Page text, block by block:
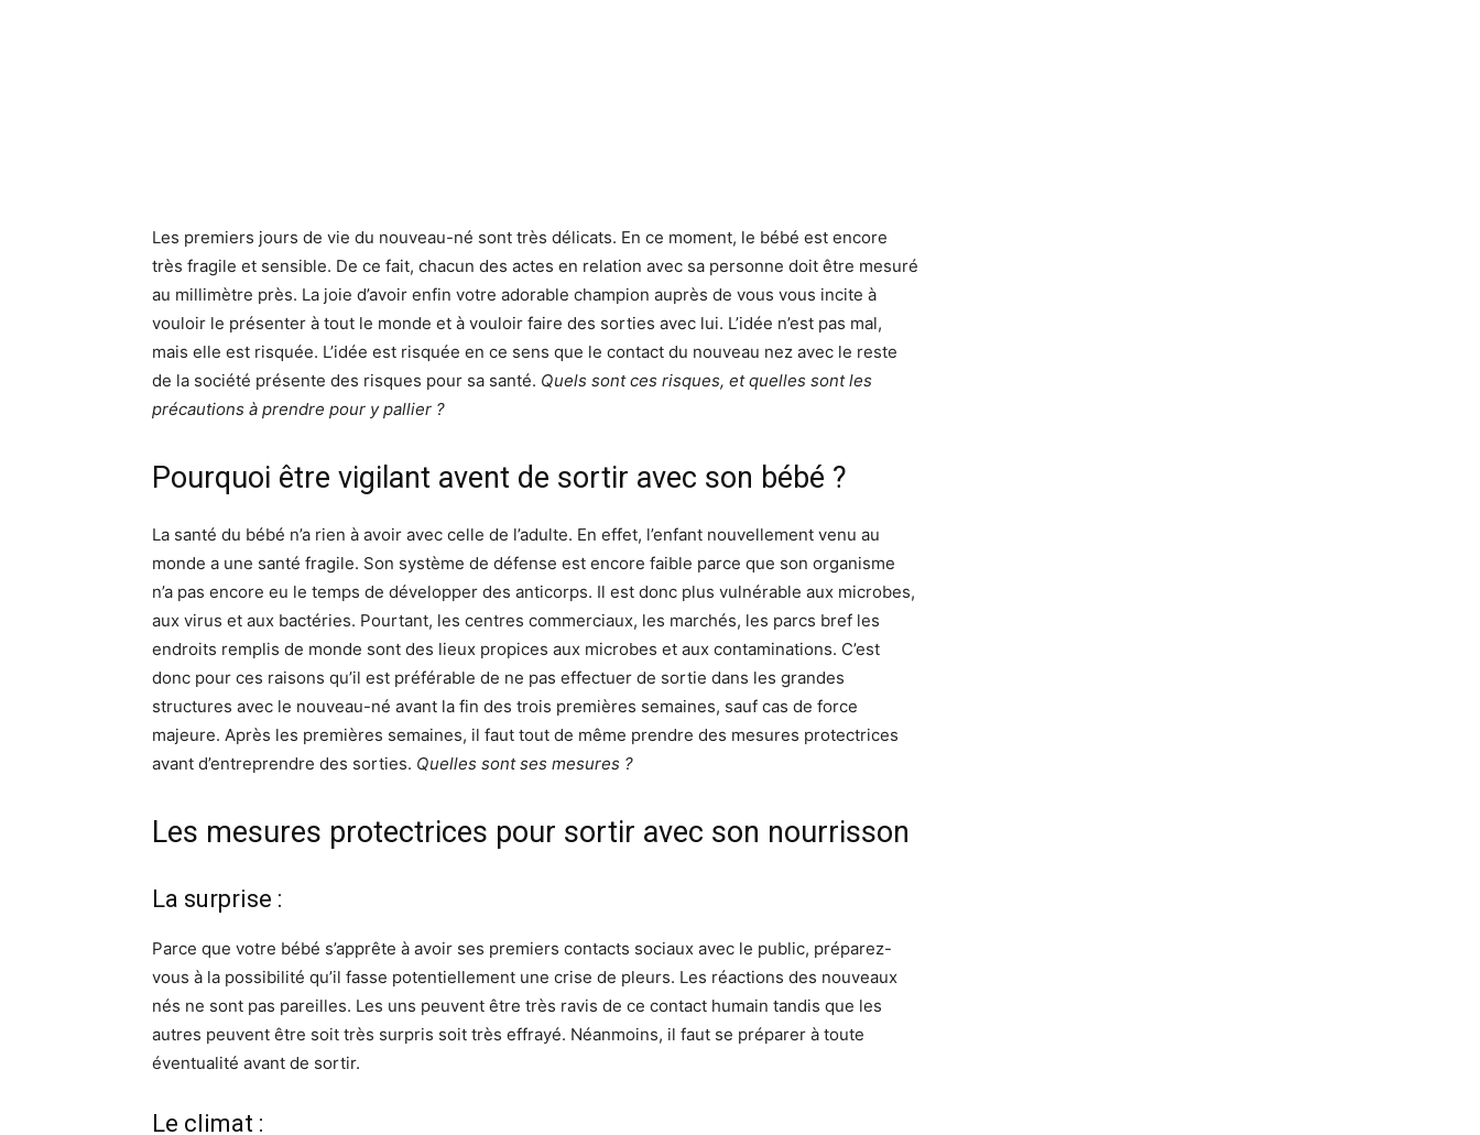
Les premiers jours de vie du nouveau-né sont très délicats. En ce moment, le bébé est encore
très fragile et sensible. De ce fait, chacun des actes en relation avec sa personne doit être mesuré
au millimètre près. La joie d’avoir enfin votre adorable champion auprès de vous vous incite à
vouloir le présenter à tout le monde et à vouloir faire des sorties avec lui. L’idée n’est pas mal,
mais elle est risquée. L’idée est risquée en ce sens que le contact du nouveau nez avec le reste
de la société présente des risques pour sa santé. Quels sont ces risques, et quelles sont les
précautions à prendre pour y pallier ?
Pourquoi être vigilant avent de sortir avec son bébé ?
La santé du bébé n’a rien à avoir avec celle de l’adulte. En effet, l’enfant nouvellement venu au
monde a une santé fragile. Son système de défense est encore faible parce que son organisme
n’a pas encore eu le temps de développer des anticorps. Il est donc plus vulnérable aux microbes,
aux virus et aux bactéries. Pourtant, les centres commerciaux, les marchés, les parcs bref les
endroits remplis de monde sont des lieux propices aux microbes et aux contaminations. C’est
donc pour ces raisons qu’il est préférable de ne pas effectuer de sortie dans les grandes
structures avec le nouveau-né avant la fin des trois premières semaines, sauf cas de force
majeure. Après les premières semaines, il faut tout de même prendre des mesures protectrices
avant d’entreprendre des sorties. Quelles sont ses mesures ?
Les mesures protectrices pour sortir avec son nourrisson
La surprise :
Parce que votre bébé s’apprête à avoir ses premiers contacts sociaux avec le public, préparez-
vous à la possibilité qu’il fasse potentiellement une crise de pleurs. Les réactions des nouveaux
nés ne sont pas pareilles. Les uns peuvent être très ravis de ce contact humain tandis que les
autres peuvent être soit très surpris soit très effrayé. Néanmoins, il faut se préparer à toute
éventualité avant de sortir.
Le climat :